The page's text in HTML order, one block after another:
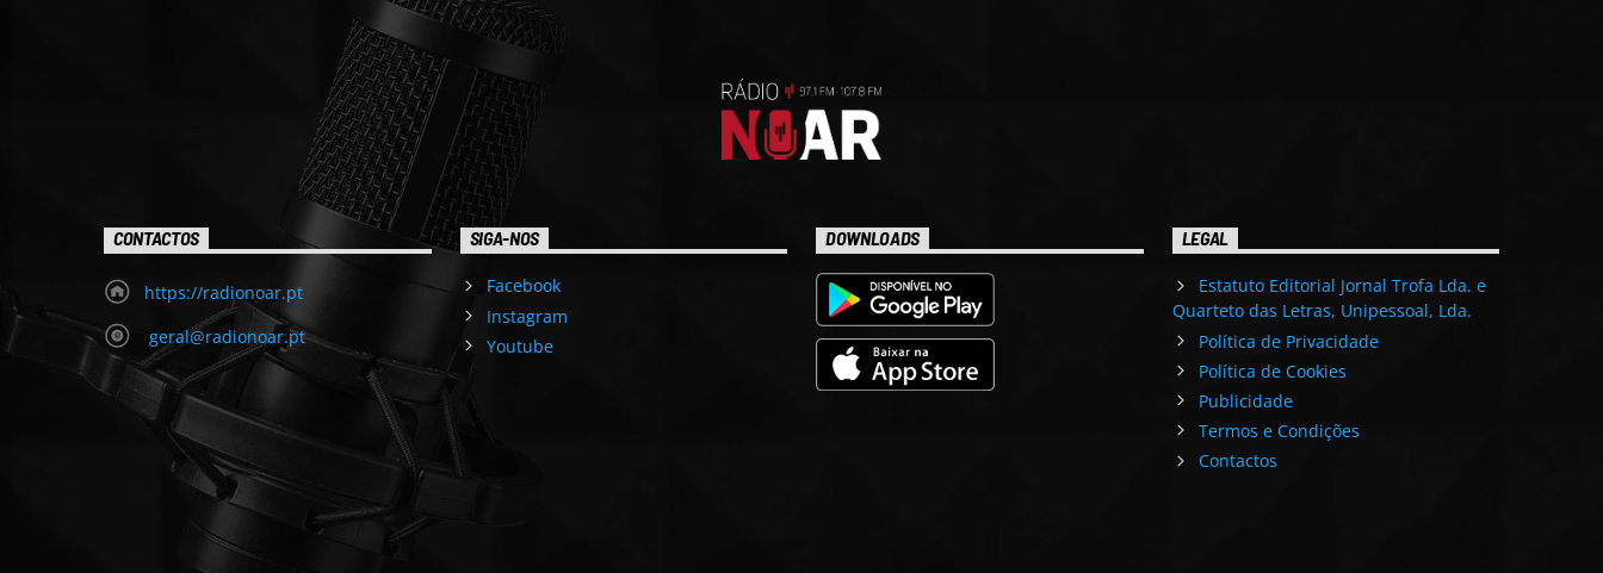
CONTACTOS
https://radionoar.pt
geral@radionoar.pt
SIGA-NOS
Facebook
Instagram
Youtube
DOWNLOADS LEGAL
Estatuto Editorial Jornal Trofa Lda. e
Quarteto das Letras, Unipessoal, Lda.
Política de Privacidade
Política de Cookies
Publicidade
Termos e Condições
Contactos